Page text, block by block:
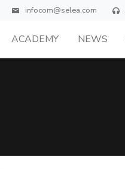
infocom@selea.com
ACADEMY NEWS